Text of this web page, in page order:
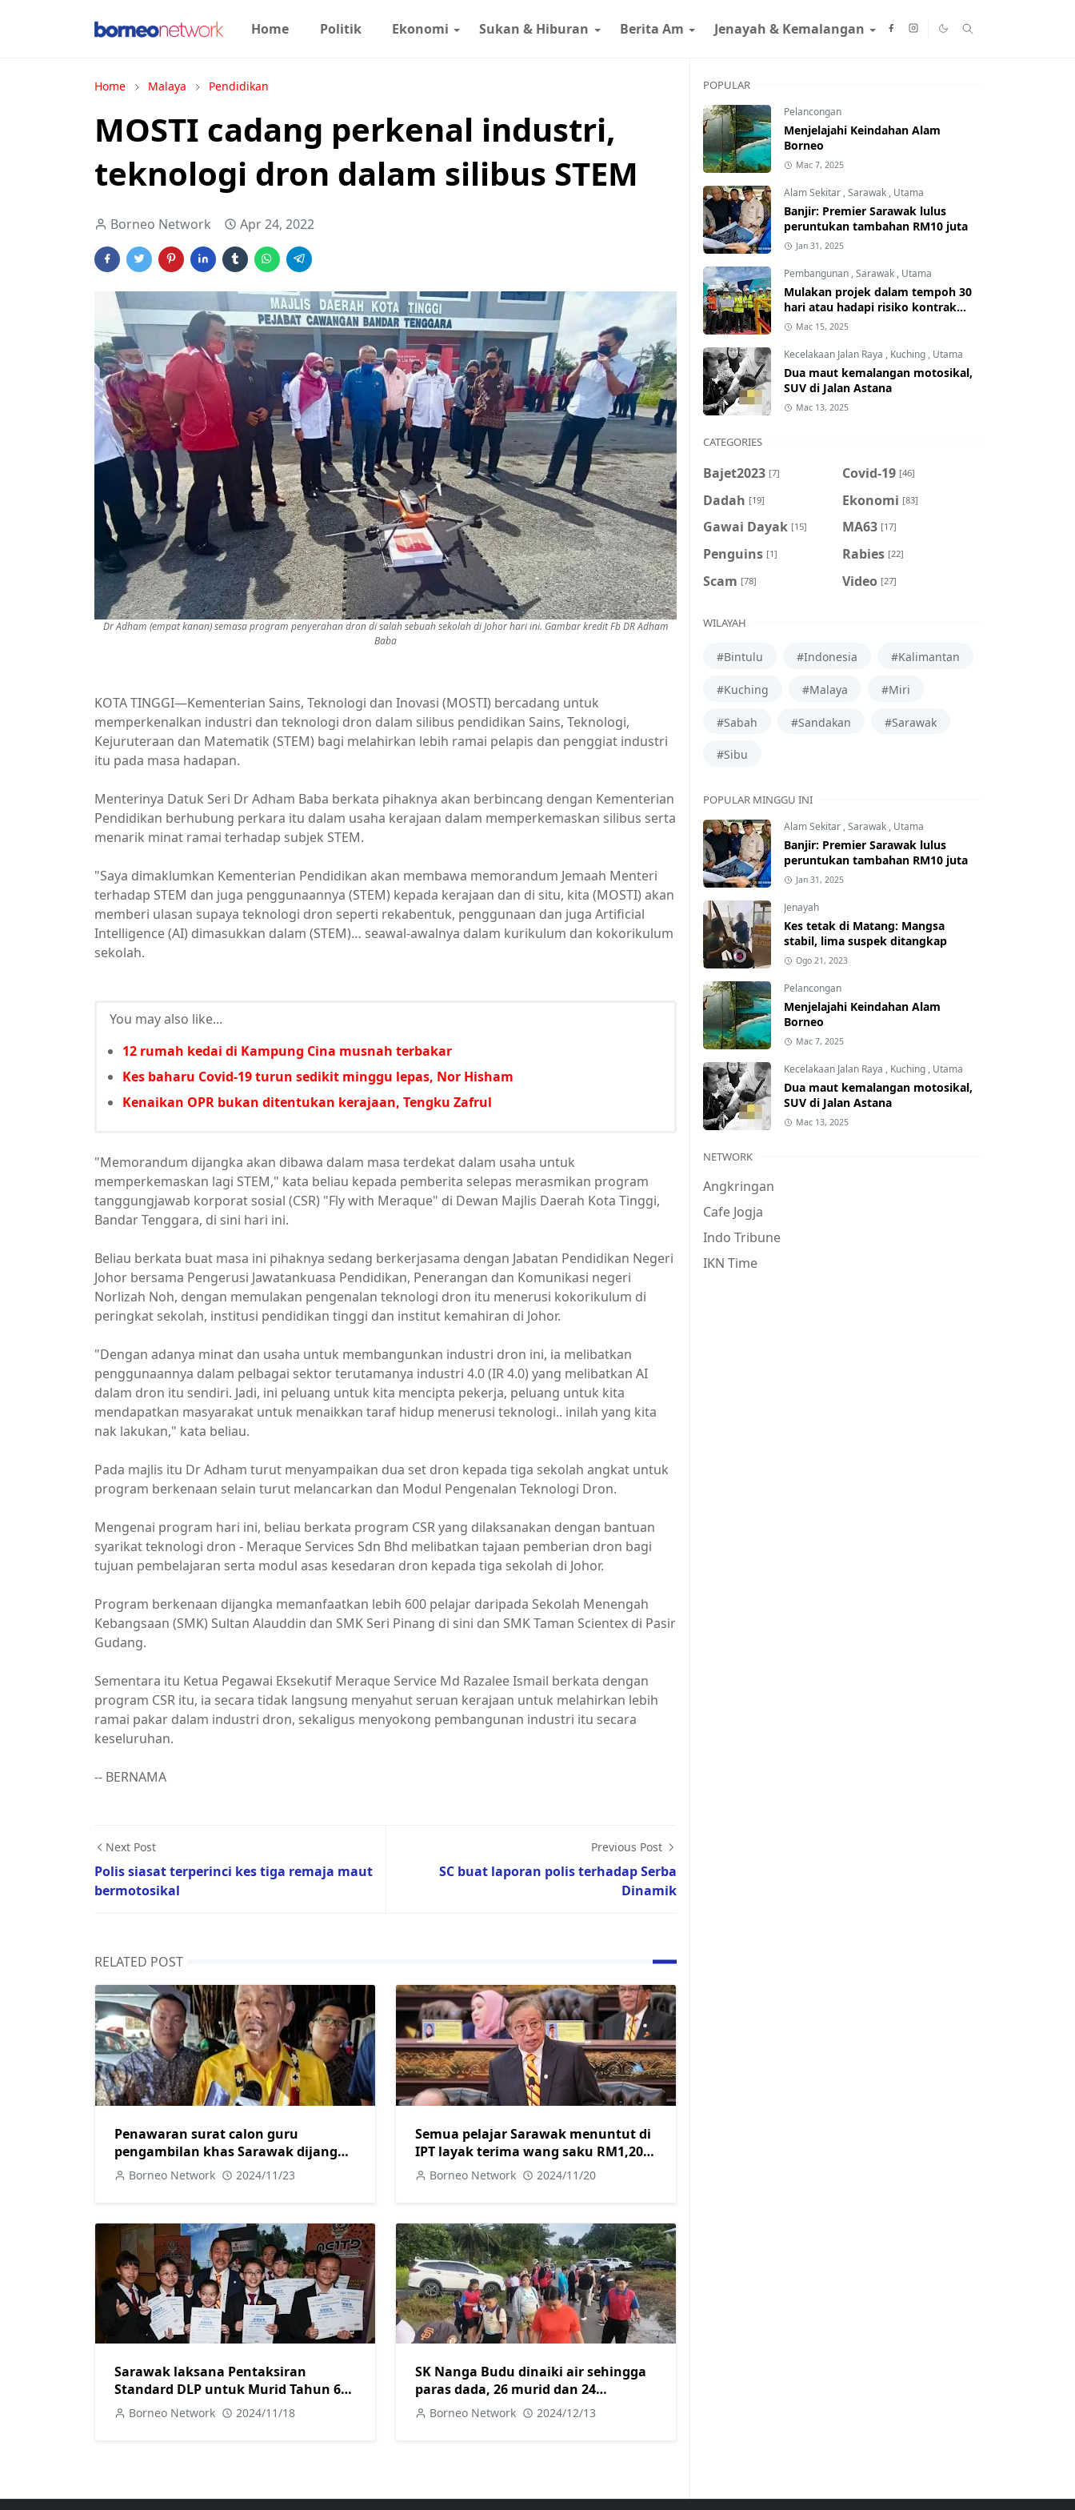
Home Politik Ekonomi Sukan & Hiburan Berita Am Jenayah & Kemalangan
Home Malaya Pendidikan
MOSTI cadang perkenal industri,
teknologi dron dalam silibus STEM
Borneo Network Apr 24, 2022
Dr Adham (empat kanan) semasa program penyerahan dron di salah sebuah sekolah di Johor hari ini. Gambar kredit Fb DR Adham
Baba
KOTA TINGGI—Kementerian Sains, Teknologi dan Inovasi (MOSTI) bercadang untuk
memperkenalkan industri dan teknologi dron dalam silibus pendidikan Sains, Teknologi,
Kejuruteraan dan Matematik (STEM) bagi melahirkan lebih ramai pelapis dan penggiat industri
itu pada masa hadapan.
Menterinya Datuk Seri Dr Adham Baba berkata pihaknya akan berbincang dengan Kementerian
Pendidikan berhubung perkara itu dalam usaha kerajaan dalam memperkemaskan silibus serta
menarik minat ramai terhadap subjek STEM.
"Saya dimaklumkan Kementerian Pendidikan akan membawa memorandum Jemaah Menteri
terhadap STEM dan juga penggunaannya (STEM) kepada kerajaan dan di situ, kita (MOSTI) akan
memberi ulasan supaya teknologi dron seperti rekabentuk, penggunaan dan juga Artificial
Intelligence (AI) dimasukkan dalam (STEM)… seawal-awalnya dalam kurikulum dan kokorikulum
sekolah.
You may also like...
12 rumah kedai di Kampung Cina musnah terbakar
Kes baharu Covid-19 turun sedikit minggu lepas, Nor Hisham
Kenaikan OPR bukan ditentukan kerajaan, Tengku Zafrul
"Memorandum dijangka akan dibawa dalam masa terdekat dalam usaha untuk
memperkemaskan lagi STEM," kata beliau kepada pemberita selepas merasmikan program
tanggungjawab korporat sosial (CSR) "Fly with Meraque" di Dewan Majlis Daerah Kota Tinggi,
Bandar Tenggara, di sini hari ini.
Beliau berkata buat masa ini pihaknya sedang berkerjasama dengan Jabatan Pendidikan Negeri
Johor bersama Pengerusi Jawatankuasa Pendidikan, Penerangan dan Komunikasi negeri
Norlizah Noh, dengan memulakan pengenalan teknologi dron itu menerusi kokorikulum di
peringkat sekolah, institusi pendidikan tinggi dan institut kemahiran di Johor.
"Dengan adanya minat dan usaha untuk membangunkan industri dron ini, ia melibatkan
penggunaannya dalam pelbagai sektor terutamanya industri 4.0 (IR 4.0) yang melibatkan AI
dalam dron itu sendiri. Jadi, ini peluang untuk kita mencipta pekerja, peluang untuk kita
mendapatkan masyarakat untuk menaikkan taraf hidup menerusi teknologi.. inilah yang kita
nak lakukan," kata beliau.
Pada majlis itu Dr Adham turut menyampaikan dua set dron kepada tiga sekolah angkat untuk
program berkenaan selain turut melancarkan dan Modul Pengenalan Teknologi Dron.
Mengenai program hari ini, beliau berkata program CSR yang dilaksanakan dengan bantuan
syarikat teknologi dron - Meraque Services Sdn Bhd melibatkan tajaan pemberian dron bagi
tujuan pembelajaran serta modul asas kesedaran dron kepada tiga sekolah di Johor.
Program berkenaan dijangka memanfaatkan lebih 600 pelajar daripada Sekolah Menengah
Kebangsaan (SMK) Sultan Alauddin dan SMK Seri Pinang di sini dan SMK Taman Scientex di Pasir
Gudang.
Sementara itu Ketua Pegawai Eksekutif Meraque Service Md Razalee Ismail berkata dengan
program CSR itu, ia secara tidak langsung menyahut seruan kerajaan untuk melahirkan lebih
ramai pakar dalam industri dron, sekaligus menyokong pembangunan industri itu secara
keseluruhan.
-- BERNAMA
Next Post
Polis siasat terperinci kes tiga remaja maut
bermotosikal
Previous Post
SC buat laporan polis terhadap Serba
Dinamik
RELATED POST
Penawaran surat calon guru
pengambilan khas Sarawak dijangka
selesai sebelum hujung tahun ini-
Sagah
Borneo Network 2024/11/23
Semua pelajar Sarawak menuntut di
IPT layak terima wang saku RM1,200-
Abang Johari
Borneo Network 2024/11/20
Sarawak laksana Pentaksiran
Standard DLP untuk Murid Tahun 6
tahun depan-Sagah
Borneo Network 2024/11/18
SK Nanga Budu dinaiki air sehingga
paras dada, 26 murid dan 24
pengurusan sekolah berpindah ke
Borneo Network 2024/12/13
POPULAR
Pelancongan
Menjelajahi Keindahan Alam
Borneo
Mac 7, 2025
Alam Sekitar ,Sarawak , Utama
Banjir: Premier Sarawak lulus
peruntukan tambahan RM10 juta
Jan 31, 2025
Pembangunan ,Sarawak , Utama
Mulakan projek dalam tempoh 30
hari atau hadapi risiko kontrak
ditamatkan
Mac 15, 2025
Kecelakaan Jalan Raya , Kuching , Utama
Dua maut kemalangan motosikal,
SUV di Jalan Astana
Mac 13, 2025
CATEGORIES
Bajet2023 [7] Covid-19 [46]
Dadah [19] Ekonomi [83]
Gawai Dayak [15] MA63 [17]
Penguins [1] Rabies [22]
Scam [78] Video [27]
WILAYAH
#Bintulu #Indonesia #Kalimantan
#Kuching #Malaya #Miri
#Sabah #Sandakan #Sarawak
#Sibu
POPULAR MINGGU INI
Alam Sekitar ,Sarawak , Utama
Banjir: Premier Sarawak lulus
peruntukan tambahan RM10 juta
Jan 31, 2025
Jenayah
Kes tetak di Matang: Mangsa
stabil, lima suspek ditangkap
Ogo 21, 2023
Pelancongan
Menjelajahi Keindahan Alam
Borneo
Mac 7, 2025
Kecelakaan Jalan Raya , Kuching , Utama
Dua maut kemalangan motosikal,
SUV di Jalan Astana
Mac 13, 2025
NETWORK
Angkringan
Cafe Jogja
Indo Tribune
IKN Time